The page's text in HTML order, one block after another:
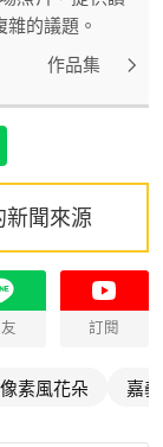
的議題。
作品集
新聞來源
訂閱
像素風花朵 嘉